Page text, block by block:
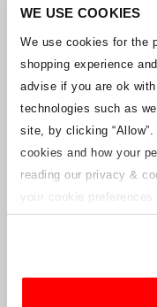
WE USE COOKIES
We use cookies for the
shopping experience
advise if you are ok
technologies such as
site, by clicking “Allow”.
cookies and how your
reading our privacy &
your cookie
Cookies in the footer of
SEGUICI
Ricevi le ultime
aggiornamenti
competizioni
di posta
Motorsport
iscriverti e
Assicuratevi di
tutte le ultime